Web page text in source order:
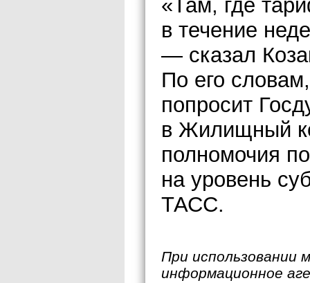
«Там, где
в течение
— сказал
По его
попросит
в Жилищный
полномочия
на уровень
ТАСС.
При использовании
информационное